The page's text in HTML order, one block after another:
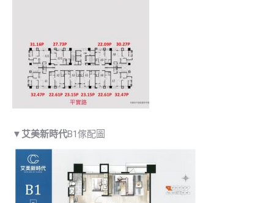
▼ 艾美新時代B1傢配圖